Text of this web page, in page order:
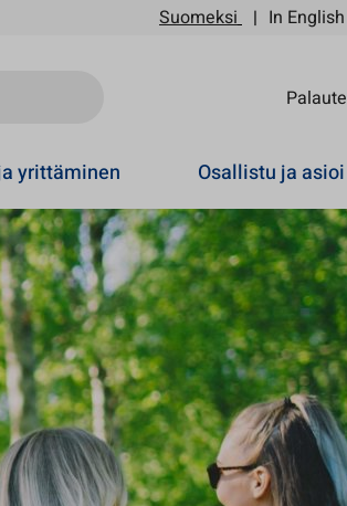
Suomeksi In English
Palaute
yrittäminen Osallistu ja asioi